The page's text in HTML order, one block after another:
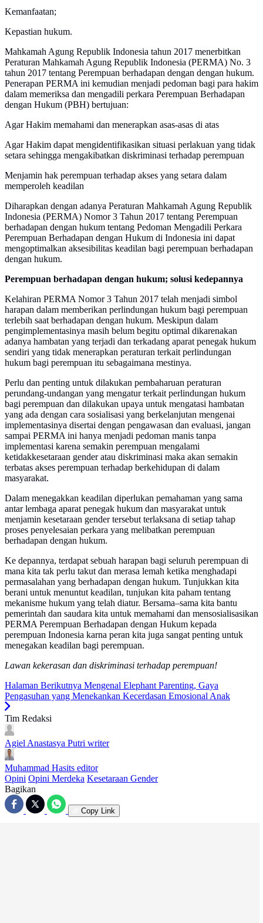
Kemanfaatan;
Kepastian hukum.
Mahkamah Agung Republik Indonesia tahun 2017 menerbitkan
Peraturan Mahkamah Agung Republik Indonesia (PERMA) No. 3
tahun 2017 tentang Perempuan berhadapan dengan dengan hukum.
Penerapan PERMA ini kemudian menjadi pedoman bagi para hakim
dalam memeriksa dan mengadili perkara Perempuan Berhadapan
dengan Hukum (PBH) bertujuan:
Agar Hakim memahami dan menerapkan asas-asas di atas
Agar Hakim dapat mengidentifikasikan situasi perlakuan yang tidak
setara sehingga mengakibatkan diskriminasi terhadap perempuan
Menjamin hak perempuan terhadap akses yang setara dalam
memperoleh keadilan
Diharapkan dengan adanya Peraturan Mahkamah Agung Republik
Indonesia (PERMA) Nomor 3 Tahun 2017 tentang Perempuan
berhadapan dengan hukum tentang Pedoman Mengadili Perkara
Perempuan Berhadapan dengan Hukum di Indonesia ini dapat
mengoptimalkan aksesibilitas keadilan bagi perempuan berhadapan
dengan hukum.
Perempuan berhadapan dengan hukum; solusi kedepannya
Kelahiran PERMA Nomor 3 Tahun 2017 telah menjadi simbol
harapan dalam memberikan perlindungan hukum bagi perempuan
terlebih saat berhadapan dengan hukum. Meskipun dalam
pengimplementasinya masih belum begitu optimal dikarenakan
adanya hambatan yang terjadi dan terkadang aparat penegak hukum
sendiri yang tidak menerapkan peraturan terkait perlindungan
hukum bagi perempuan itu sebagaimana mestinya.
Perlu dan penting untuk dilakukan pembaharuan peraturan
perundang-undangan yang mengatur terkait perlindungan hukum
bagi perempuan dan dilakukan upaya untuk mengatasi hambatan
yang ada dengan cara sosialisasi yang berkelanjutan mengenai
implementasinya disertai dengan pengawasan dan evaluasi, jangan
sampai PERMA ini hanya menjadi pedoman manis tanpa
implementasi karena semakin perempuan mengalami
ketidakkesetaraan gender atau diskriminasi maka akan semakin
terbatas akses perempuan terhadap berkehidupan di dalam
masyarakat.
Dalam menegakkan keadilan diperlukan pemahaman yang sama
antar lembaga aparat penegak hukum dan masyarakat untuk
menjamin kesetaraan gender tersebut terlaksana di setiap tahap
proses penyelesaian perkara yang melibatkan perempuan
berhadapan dengan hukum.
Ke depannya, terdapat sebuah harapan bagi seluruh perempuan di
mana kita tak perlu takut dan merasa lemah ketika menghadapi
permasalahan yang berhadapan dengan hukum. Tunjukkan kita
berani untuk menuntut keadilan, tunjukan kita paham tentang
mekanisme hukum yang telah diatur. Bersama–sama kita bantu
pemerintah dan saudara kita untuk memahami dan mensosialisasikan
PERMA Perempuan Berhadapan dengan Hukum kepada
perempuan Indonesia karna peran kita juga sangat penting untuk
menegakan keadilan bagi perempuan.
Lawan kekerasan dan diskriminasi terhadap perempuan!
Halaman Berikutnya Mengenal Elephant Parenting, Gaya
Pengasuhan yang Menekankan Kecerdasan Emosional Anak
Tim Redaksi
Agiel Anastasya Putri writer
Muhammad Hasits editor
Opini Opini Merdeka Kesetaraan Gender
Bagikan
Copy Link